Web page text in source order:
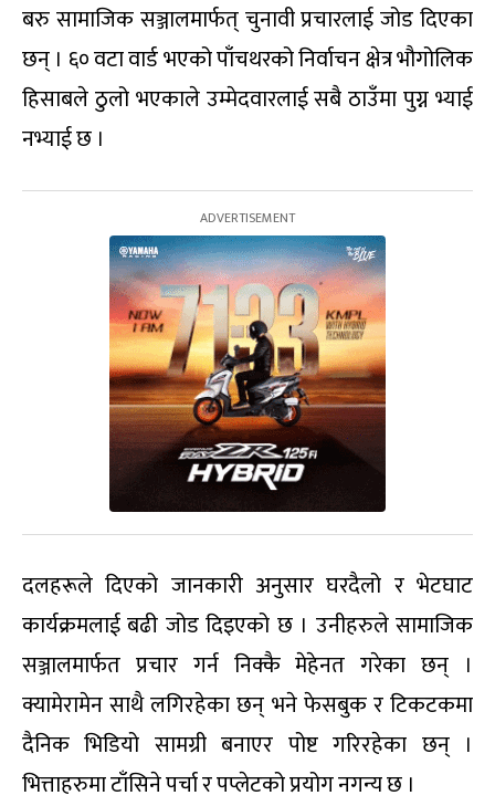
बरु सामाजिक सञ्जालमार्फत् चुनावी प्रचारलाई जोड दिएका
छन् । ६० वटा वार्ड भएको पाँचथरको निर्वाचन क्षेत्र भौगोलिक
हिसाबले ठुलो भएकाले उम्मेदवारलाई सबै ठाउँमा पुग्न भ्याई
नभ्याई छ ।
दलहरूले दिएको जानकारी अनुसार घरदैलो र भेटघाट
कार्यक्रमलाई बढी जोड दिइएको छ । उनीहरुले सामाजिक
सञ्जालमार्फत प्रचार गर्न निक्कै मेहेनत गरेका छन् ।
क्यामेरामेन साथै लगिरहेका छन् भने फेसबुक र टिकटकमा
दैनिक भिडियो सामग्री बनाएर पोष्ट गरिरहेका छन् ।
भित्ताहरुमा टाँसिने पर्चा र पप्लेटको प्रयोग नगन्य छ ।